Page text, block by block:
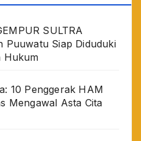
SULTRA
Puuwatu Siap Diduduki
Hukum
10 Penggerak HAM
Mengawal Asta Cita